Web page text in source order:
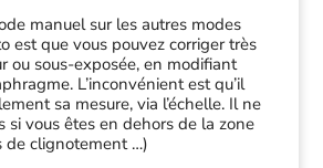
manuel sur les autres modes
est que vous pouvez corriger très
ou sous-exposée, en modifiant
L’inconvénient est qu’il
sa mesure, via l’échelle. Il ne
si vous êtes en dehors de la zone
de clignotement …)